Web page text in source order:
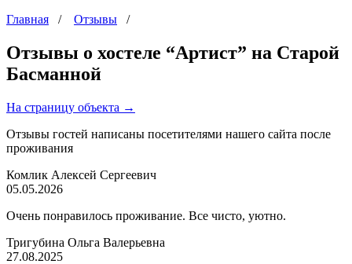
Главная / Отзывы /
Отзывы о хостеле “Артист” на Старой
Басманной
На страницу объекта →
Отзывы гостей написаны посетителями нашего сайта после
проживания
Комлик Алексей Сергеевич
05.05.2026
Очень понравилось проживание. Все чисто, уютно.
Тригубина Ольга Валерьевна
27.08.2025